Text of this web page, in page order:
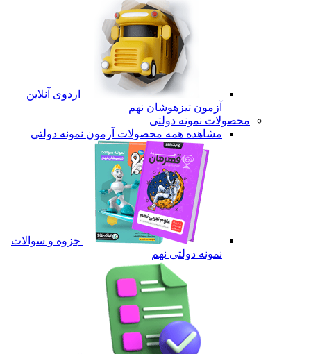
اردوی آنلاین
آزمون تیزهوشان نهم
محصولات نمونه دولتی
مشاهده همه محصولات آزمون نمونه دولتی
جزوه و سوالات
نمونه دولتی نهم